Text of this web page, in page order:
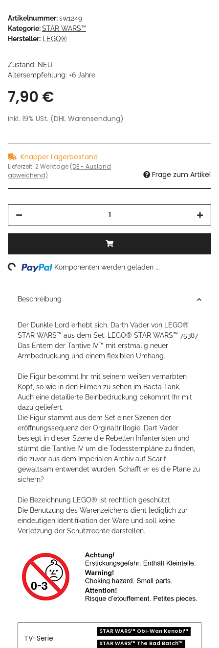
Artikelnummer:sw1249
Kategorie:STAR WARS™
Hersteller: LEGO®
Zustand: NEU
Altersempfehlung: +6 Jahre
7,90 €
inkl. 19% USt. (DHL Warensendung)
Knapper Lagerbestand
Lieferzeit: 2 Werktage (DE - Ausland
abweichend)
Frage zum Artikel
Komponenten werden geladen ...
Beschreibung
Der Dunkle Lord erhebt sich. Darth Vader von LEGO®
STAR WARS™ aus dem Set: LEGO® STAR WARS™ 75387
Das Entern der Tantive IV™ mit erstmalig neuer
Armbedruckung und einem flexiblen Umhang.
Die Figur bekommt Ihr mit seinem weißen vernarbten
Kopf, so wie in den Filmen zu sehen im Bacta Tank.
Auch eine detailierte Beinbedruckung bekommt Ihr mit
dazu geliefert.
Die Figur stammt aus dem Set einer Szenen der
eröffnungssequenz der Orginaltrillogie. Dart Vader
besiegt in dieser Szene die Rebellen Infanteristen und
stürmt die Tantive IV um die Todessternpläne zu finden,
die zuvor aus dem Imperialen Archiv auf Scarif
gewaltsam entwendet wurden. Schafft er es die Pläne zu
sichern?
Die Bezeichnung LEGO® ist rechtlich geschützt.
Die Benutzung des Warenzeichens dient lediglich zur
eindeutigen Identifikation der Ware und soll keine
Verletzung der Schutzrechte darstellen.
TV-Serie:
STAR WARS™ Obi-Wan Kenobi™
STAR WARS™ The Bad Batch™